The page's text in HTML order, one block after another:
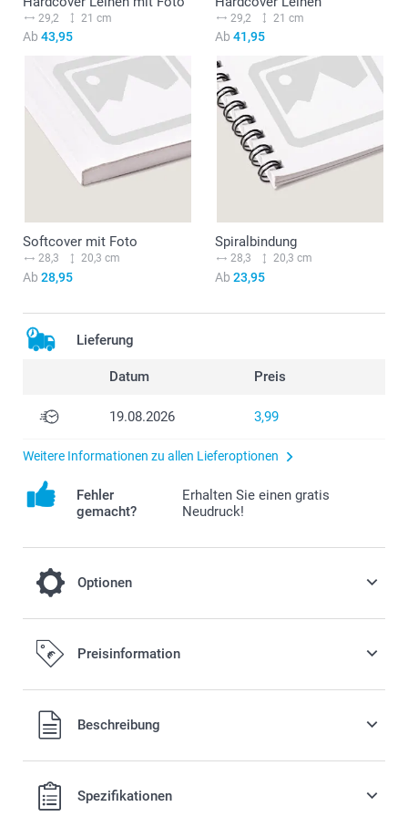
29,2 21 cm
Ab 43,95
29,2 21 cm
Ab 41,95
Softcover mit Foto
28,3 20,3 cm
Ab 28,95
Spiralbindung
28,3 20,3 cm
Ab 23,95
Lieferung
Datum Preis
19.08.2026 3,99
Weitere Informationen zu allen Lieferoptionen
Fehler
gemacht?
Erhalten Sie einen gratis
Neudruck!
Optionen
Verleihen Sie Ihrem Fotobuch einen ganz
besonderen Look und entscheiden Sie
sich für Premium-Papier mit glänzendem
oder mattem Finish.
0,22/Seite
Preis und Verfügbarkeit der Optionen
Preisinformation
Alle Preise verstehen sich in EURO (€) inkl. MwSt. und zzgl.
Versandkosten.Beschreibung
Spezifikationen